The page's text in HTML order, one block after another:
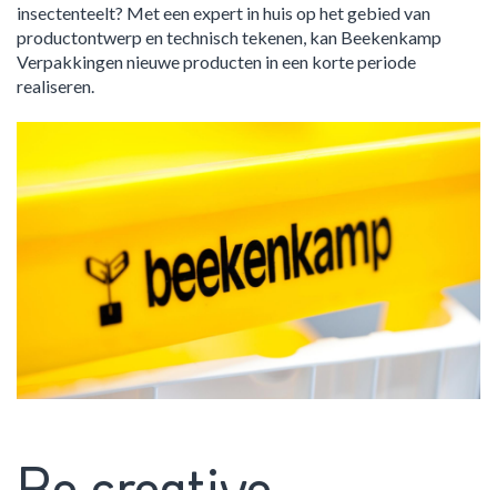
insectenteelt? Met een expert in huis op het gebied van
productontwerp en technisch tekenen, kan Beekenkamp
Verpakkingen nieuwe producten in een korte periode
realiseren.